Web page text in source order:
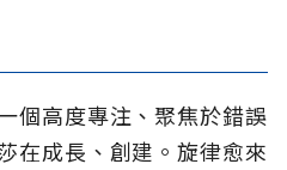
個高度專注、聚焦於錯誤
在成長、創建。旋律愈來